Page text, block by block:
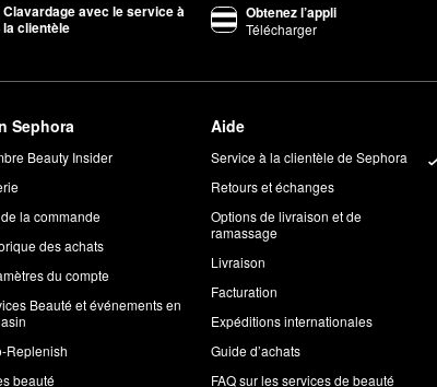
Clavardage avec le service à
la clientèle
Obtenez l’appli
Télécharger
Sephora
Beauty Insider
la commande
des achats
du compte
Beauté et événements en
Replenish
beauté
Aide
Service à la clientèle de Sephora
Retours et échanges
Options de livraison et de
ramassage
Livraison
Facturation
Expéditions internationales
Guide d’achats
FAQ sur les services de beauté